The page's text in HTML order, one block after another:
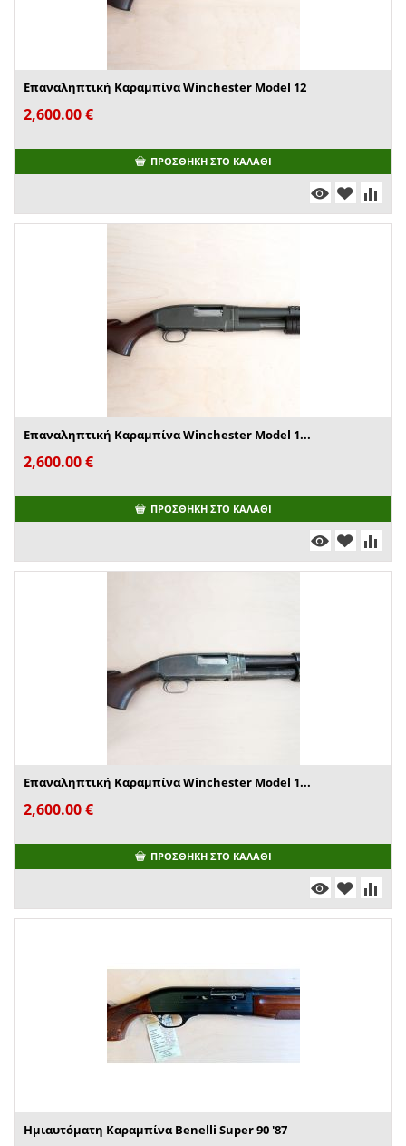
Επαναληπτική Καραμπίνα Winchester Model 12
2,600.00€
ΠΡΟΣΘΉΚΗ ΣΤΟ ΚΑΛΆΘΙ
Επαναληπτική Καραμπίνα Winchester Model 1...
2,600.00€
ΠΡΟΣΘΉΚΗ ΣΤΟ ΚΑΛΆΘΙ
Επαναληπτική Καραμπίνα Winchester Model 1...
2,600.00€
ΠΡΟΣΘΉΚΗ ΣΤΟ ΚΑΛΆΘΙ
Ημιαυτόματη Καραμπίνα Benelli Super 90 '87